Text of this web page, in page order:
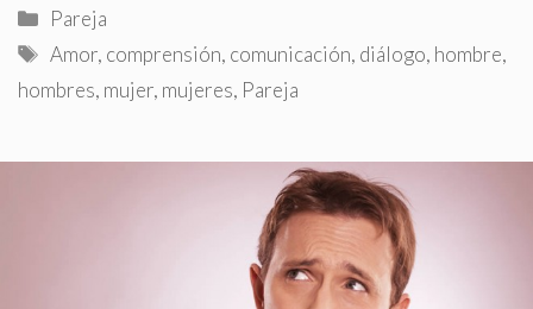
Categorías
Pareja
Etiquetas
Amor, comprensión, comunicación, diálogo, hombre,
hombres, mujer, mujeres, Pareja